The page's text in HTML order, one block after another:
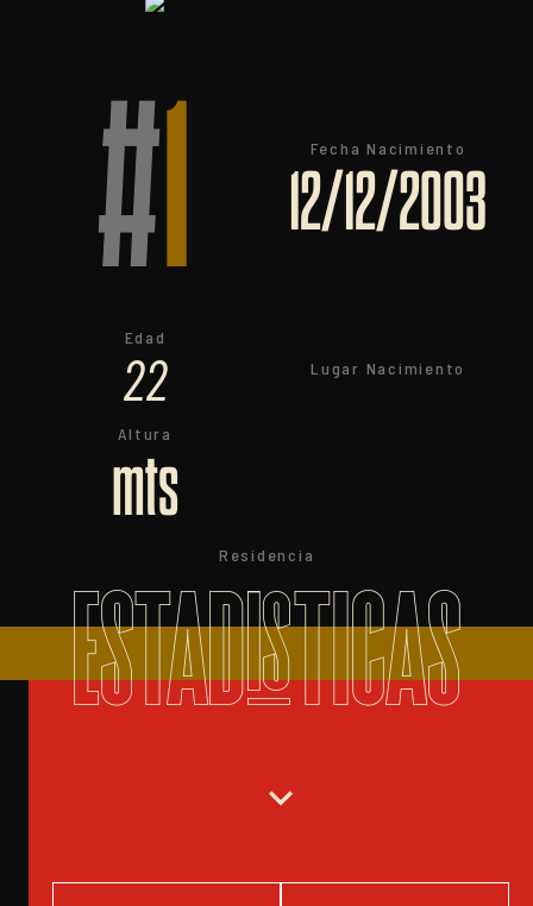
#1 Fecha Nacimiento
12/12/2003
Edad
22 Lugar Nacimiento
Altura
mts
Residencia
ESTADISTICAS
expand_more